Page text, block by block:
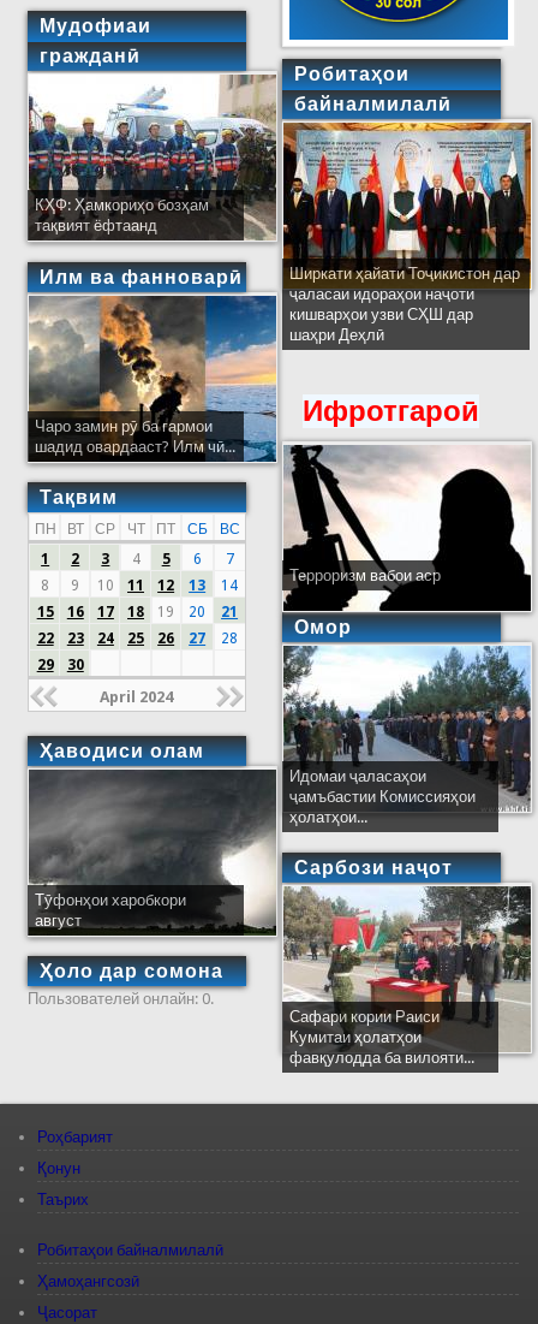
Мудофиаи
гражданӣ
КҲФ: Ҳамкориҳо бозҳам
тақвият ёфтаанд
Илм ва фанноварӣ
Чаро замин рӯ ба гармои
шадид овардааст? Илм чӣ...
Тақвим
ПН ВТ СР ЧТ ПТ СБ
ВС
1
2 3 4 5 6
7
8
9 10 11 12 13
14
15
16 17 18 19 20
21
22
23 24 25 26 27
28
29
30
April 2024
Ҳаводиси олам
Тӯфонҳои харобкори
август
Ҳоло дар сомона
Пользователей онлайн: 0.
Робитаҳои
байналмилалӣ
Ширкати ҳайати Тоҷикистон дар
ҷаласаи идораҳои наҷоти
кишварҳои узви СҲШ дар
шаҳри Деҳлӣ
Ифротгароӣ
Терроризм вабои аср
Омор
Идомаи ҷаласаҳои
ҷамъбастии Комиссияҳои
ҳолатҳои...
Сарбози наҷот
Сафари кории Раиси
Кумитаи ҳолатҳои
фавқулодда ба вилояти...
Роҳбарият
Қонун
Таърих
Робитаҳои байналмилалӣ
Ҳамоҳангсозӣ
Ҷасорат